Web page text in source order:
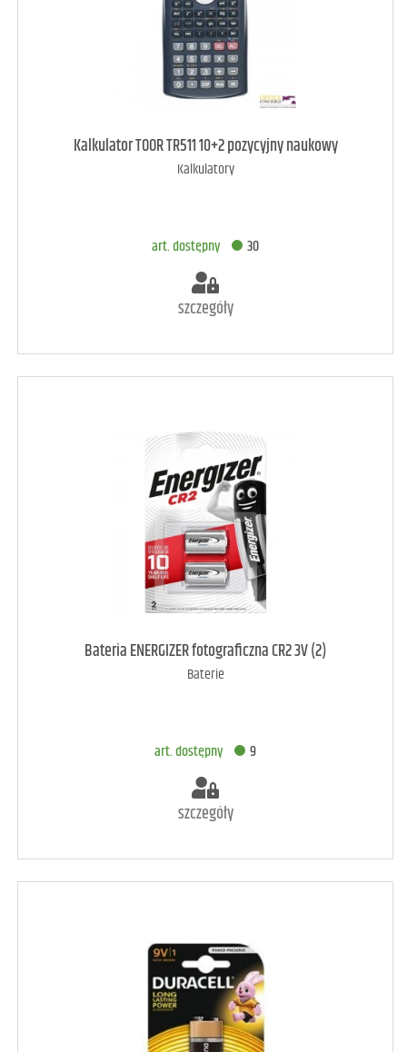
art. dostępny 8
Kalkulator TOOR TR511 10+2 pozycyjny naukowy
Kalkulatory
art. dostępny 30
szczegóły
art. dostępny 30
Bateria ENERGIZER fotograficzna CR2 3V (2)
Baterie
art. dostępny 9
szczegóły